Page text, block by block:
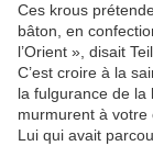
Ces krous
bâton, en
l’Orient », disait
C’est croire à la
la fulgurance de la
murmurent à votre
Lui qui avait